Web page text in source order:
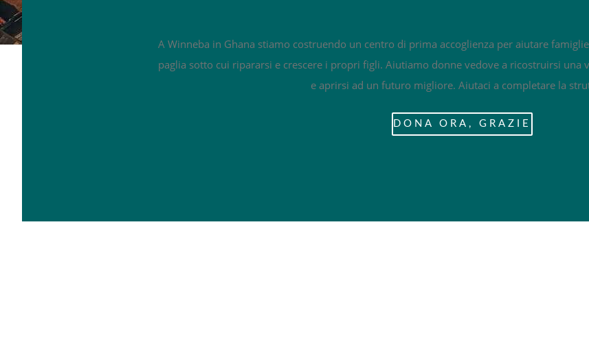
A Winneba in Ghana stiamo costruendo un centro di prima accoglienza per aiutare
paglia sotto cui ripararsi e crescere i propri figli. Aiutiamo donne vedove a ricostruirsi una
e aprirsi ad un futuro migliore. Aiutaci a completare la
DONA ORA, GRAZIE